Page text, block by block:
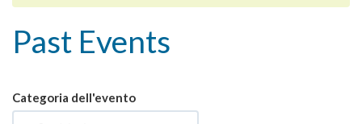
Past Events
Categoria dell'evento